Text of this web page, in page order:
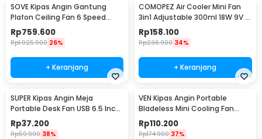
SOVE Kipas Angin Gantung
Plafon Ceiling Fan 6 Speed
Reversible 52 Inch - FS2007
Rp759.600
Rp1.025.900 26%
+ Keranjang
COMOPEZ Air Cooler Mini Fan
3in1 Adjustable 300ml 18W 9V -
YY-01
Rp158.100
Rp236.900 34%
+ Keranjang
SUPER Kipas Angin Meja
Portable Desk Fan USB 6.5 Inch
4.5W - A8
Rp37.200
Rp59.900 38%
VEN Kipas Angin Portable
Bladeless Mini Cooling Fan
Power Bank 3000mAh - 348
Rp110.200
Rp174.900 37%